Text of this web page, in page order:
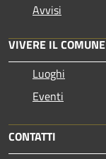
Avvisi
VIVERE IL COMUNE
Luoghi
Eventi
CONTATTI